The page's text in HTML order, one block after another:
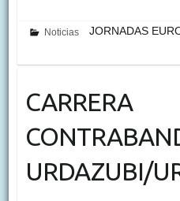
Noticias
JORNADAS
CARRERA
URDAZUBI/